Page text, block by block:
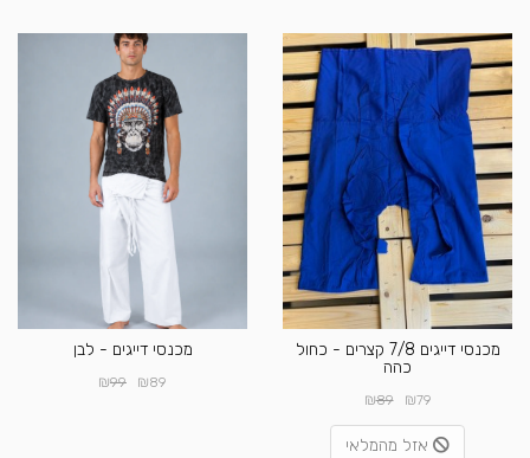
מכנסי דייגים 7/8 קצרים - כחול
כהה
₪79
₪89
אזל מהמלאי
מכנסי דייגים - לבן
₪89
₪99